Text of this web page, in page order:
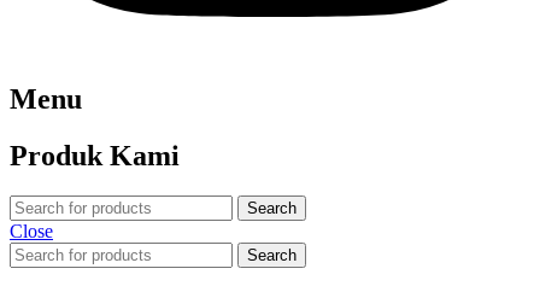
Menu
Produk Kami
Search
Close
Search